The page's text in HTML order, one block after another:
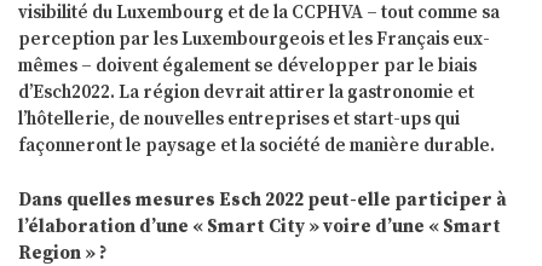
visibilité du Luxembourg et de la CCPHVA – tout comme sa
perception par les Luxembourgeois et les Français eux-
mêmes – doivent également se développer par le biais
d’Esch2022. La région devrait attirer la gastronomie et
l’hôtellerie, de nouvelles entreprises et start-ups qui
façonneront le paysage et la société de manière durable.
Dans quelles mesures Esch 2022 peut-elle participer à
l’élaboration d’une « Smart City » voire d’une « Smart
Region » ?